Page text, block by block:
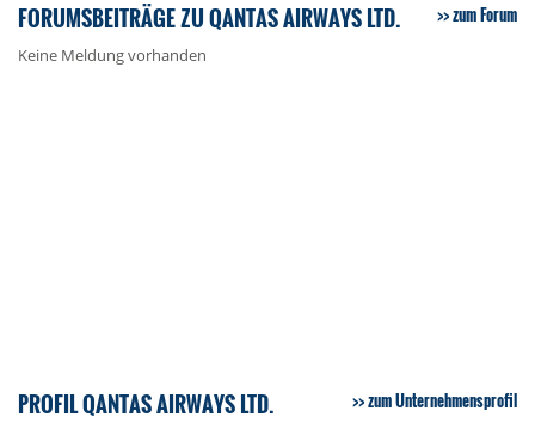
FORUMSBEITRÄGE ZU QANTAS AIRWAYS LTD. zum Forum
Keine Meldung vorhanden
PROFIL QANTAS AIRWAYS LTD. zum Unternehmensprofil